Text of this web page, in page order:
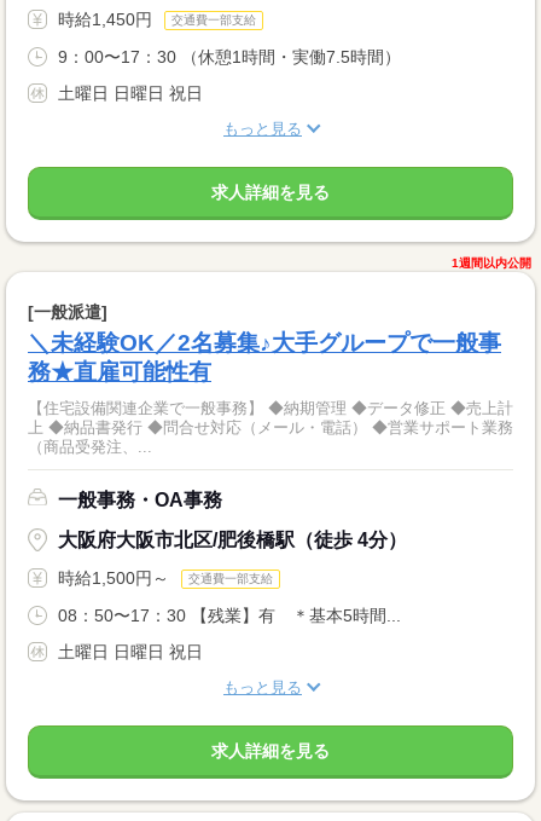
時給1,450円 交通費一部支給
9：00〜17：30 （休憩1時間・実働7.5時間）
土曜日 日曜日 祝日
もっと見る
求人詳細を見る
1週間以内公開
[一般派遣]
＼未経験OK／2名募集♪大手グループで一般事
務★直雇可能性有
【住宅設備関連企業で一般事務】 ◆納期管理 ◆データ修正 ◆売上計
上 ◆納品書発行 ◆問合せ対応（メール・電話） ◆営業サポート業務
（商品受発注、...
一般事務・OA事務
大阪府大阪市北区/肥後橋駅（徒歩 4分）
時給1,500円～ 交通費一部支給
08：50〜17：30 【残業】有 ＊基本5時間...
土曜日 日曜日 祝日
もっと見る
求人詳細を見る